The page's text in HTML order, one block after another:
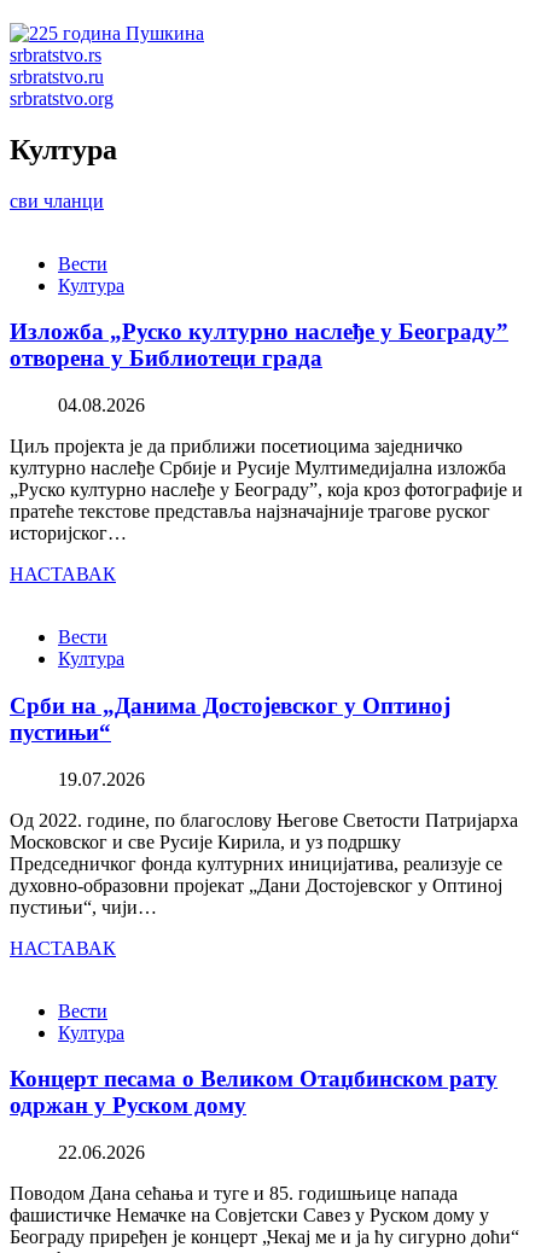
srbratstvo.rs
srbratstvo.ru
srbratstvo.org
Култура
сви чланци
Вести
Култура
Изложба „Руско културно наслеђе у Београду”
отворена у Библиотеци града
04.08.2026
Циљ пројекта је да приближи посетиоцима заједничко
културно наслеђе Србије и Русије Мултимедијална изложба
„Руско културно наслеђе у Београду”, која кроз фотографије и
пратеће текстове представља најзначајније трагове руског
историјског…
НАСТАВАК
Вести
Култура
Срби на „Данима Достојевског у Оптиној
пустињи“
19.07.2026
Од 2022. године, по благослову Његове Светости Патријарха
Московског и све Русије Кирила, и уз подршку
Председничког фонда културних иницијатива, реализује се
духовно-образовни пројекат „Дани Достојевског у Оптиној
пустињи“, чији…
НАСТАВАК
Вести
Култура
Концерт песама о Великом Отаџбинском рату
одржан у Руском дому
22.06.2026
Поводом Дана сећања и туге и 85. годишњице напада
фашистичке Немачке на Совјетски Савез у Руском дому у
Београду приређен је концерт „Чекај ме и ја ћу сигурно доћи“